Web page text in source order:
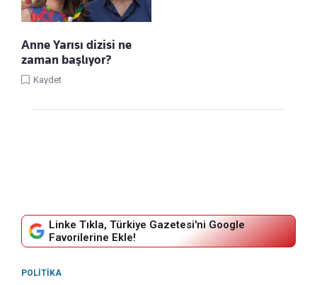
Anne Yarısı dizisi ne
zaman başlıyor?
Kaydet
Linke Tıkla, Türkiye Gazetesi'ni Google
Favorilerine Ekle!
POLITIKA